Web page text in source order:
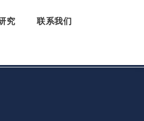
究 联系我们